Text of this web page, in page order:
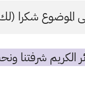
الموضوع شكرا
الكريم شرفتنا